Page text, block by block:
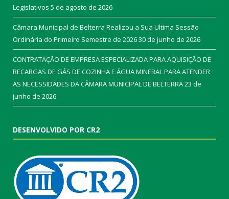
Legislativos 5 de agosto de 2026
Câmara Municipal de Belterra Realizou a Sua Ultima Sessão
Ordinária do Primeiro Semestre de 202630 de junho de 2026
CONTRATAÇÃO DE EMPRESA ESPECIALIZADA PARA AQUISIÇÃO DE
RECARGAS DE GÁS DE COZINHA E ÁGUA MINERAL PARA ATENDER
AS NECESSIDADES DA CÂMARA MUNICIPAL DE BELTERRA23 de
junho de 2026
DESENVOLVIDO POR CR2